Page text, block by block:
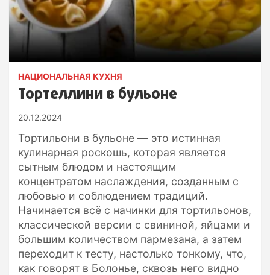
НАЦИОНАЛЬНАЯ КУХНЯ
Тортеллини в бульоне
20.12.2024
Тортильони в бульоне — это истинная
кулинарная роскошь, которая является
сытным блюдом и настоящим
концентратом наслаждения, созданным с
любовью и соблюдением традиций.
Начинается всё с начинки для тортильонов,
классической версии с свининой, яйцами и
большим количеством пармезана, а затем
переходит к тесту, настолько тонкому, что,
как говорят в Болонье, сквозь него видно